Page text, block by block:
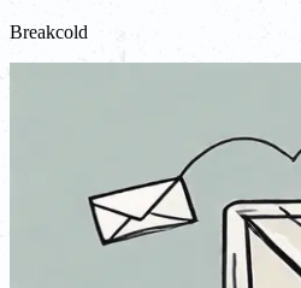
Breakcold